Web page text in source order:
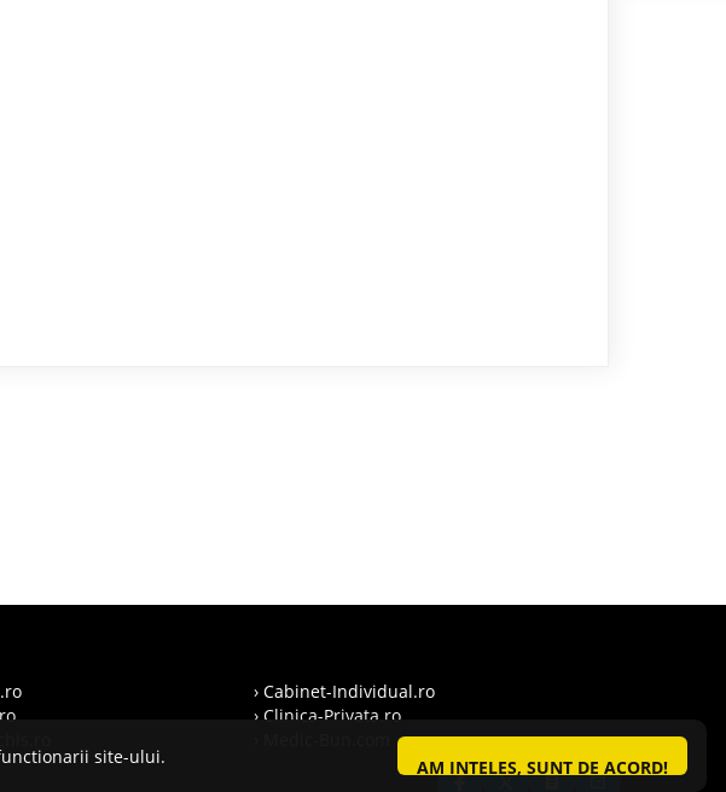
› Cabinet-Individual.ro
› Clinica-Privata.ro
site-ului. AM INTELES, SUNT DE ACORD!